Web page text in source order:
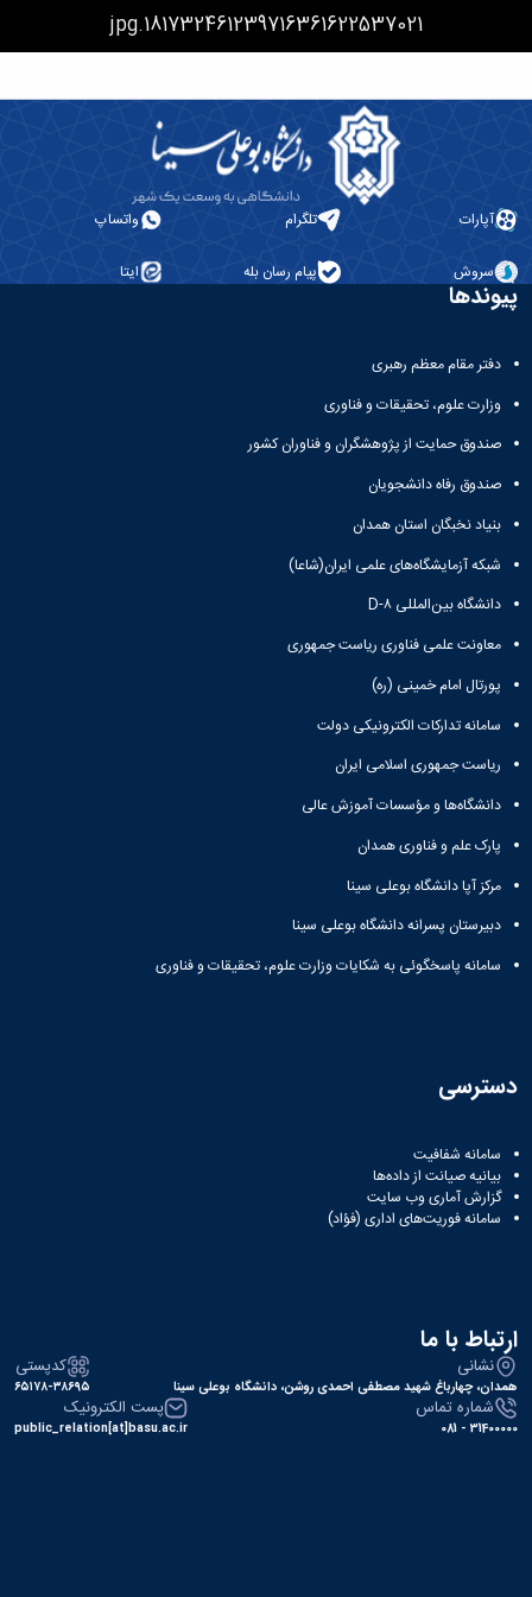
181732461239716361622537021.jpg
آپارات تلگرام واتساپ
سروش پیام رسان بله ایتا
پیوندها
دفتر مقام معظم رهبری
وزارت علوم، تحقیقات و فناوری
صندوق حمایت از پژوهشگران و فناوران کشور
صندوق رفاه دانشجویان
بنیاد نخبگان استان همدان
شبکه آزمایشگاه‌های علمی ایران(شاعا)
دانشگاه بین‌المللی D-۸
معاونت علمی فناوری ریاست جمهوری
پورتال امام خمینی (ره)
سامانه تدارکات الکترونیکی دولت
ریاست جمهوری اسلامی ایران
دانشگاه‌ها و مؤسسات آموزش عالی
پارک علم و فناوری همدان
مرکز آپا دانشگاه بوعلی سینا
دبیرستان پسرانه دانشگاه بوعلی سینا
سامانه پاسخگوئی به شکایات وزارت علوم، تحقیقات و فناوری
دسترسی
سامانه شفافیت
بیانیه صیانت از داده‌ها
گزارش آماری وب‌ سایت
سامانه فوریت‌های اداری (فؤاد)
ارتباط با ما
نشانی
همدان، چهارباغ شهید مصطفی احمدی روشن، دانشگاه بوعلی سینا
کدپستی
۶۵۱۷۸-۳۸۶۹۵
شماره تماس
31400000 - 081
پست الکترونیک
public_relation[at]basu.ac.ir